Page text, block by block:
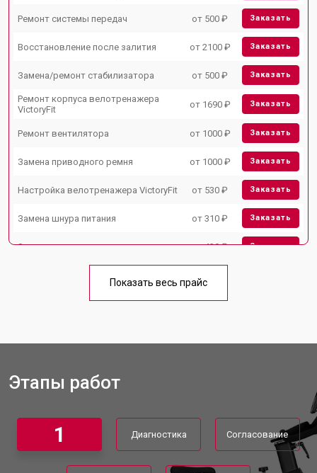
Ремонт системы передач от 500 ₽ Заказать
Восстановление после залития от 2100 ₽ Заказать
Замена/ремонт стабилизатора от 500 ₽ Заказать
Ремонт корпуса велотренажера
VictoryFit
от 1690 ₽ Заказать
Ремонт вентилятора от 1000 ₽ Заказать
Замена приводного ремня от 1000 ₽ Заказать
Настройка велотренажера VictoryFit от 530 ₽ Заказать
Замена шнура питания от 310 ₽ Заказать
Замена датчиков от 430 ₽ Заказать
Комплексная чистка от 1500 ₽
Ремонт системы сопротивления
Показать весь прайс
Этапы работ
1 Диагностика Согласование